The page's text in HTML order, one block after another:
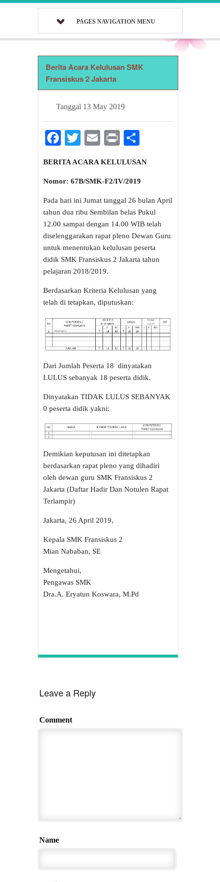
PAGES NAVIGATION MENU
Berita Acara Kelulusan SMK
Fransiskus 2 Jakarta
Tanggal 13 May 2019
Facebook
TwitterEmail
Print
BERITA ACARA KELULUSAN
Nomor: 67B/SMK-F2/IV/2019
Pada hari ini Jumat tanggal 26 bulan April
tahun dua ribu Sembilan belas Pukul
12.00 sampai dengan 14.00 WIB telah
diselenggarakan rapat pleno Dewan Guru
untuk menentukan kelulusan peserta
didik SMK Fransiskus 2 Jakarta tahun
pelajaran 2018/2019.
Berdasarkan Kriteria Kelulusan yang
telah di tetapkan, diputuskan:
Dari Jumlah Peserta 18 dinyatakan
LULUS sebanyak 18 peserta didik.
Dinyatakan TIDAK LULUS SEBANYAK
0 peserta didik yakni:
Demikian keputusan ini ditetapkan
berdasarkan rapat pleno yang dihadiri
oleh dewan guru SMK Fransiskus 2
Jakarta (Daftar Hadir Dan Notulen Rapat
Terlampir)
Jakarta, 26 April 2019,
Kepala SMK Fransiskus 2
Mian Nababan, SE
Mengetahui,
Pengawas SMK
Dra.A. Eryatun Koswara, M.Pd
Leave a Reply
Comment
Name